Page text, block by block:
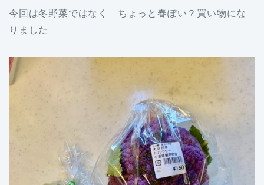
今回は冬野菜ではなく ちょっと春ぽい？買い物にな
りました